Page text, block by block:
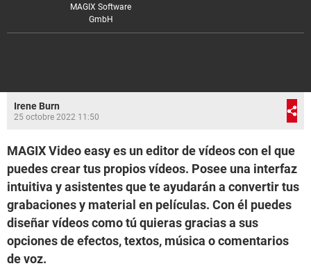
MAGIX Software
GmbH
Irene Burn
25 octobre 2022 11:50
MAGIX Video easy es un editor de vídeos con el que
puedes crear tus propios vídeos. Posee una interfaz
intuitiva y asistentes que te ayudarán a convertir tus
grabaciones y material en películas. Con él puedes
diseñar vídeos como tú quieras gracias a sus
opciones de efectos, textos, música o comentarios
de voz.